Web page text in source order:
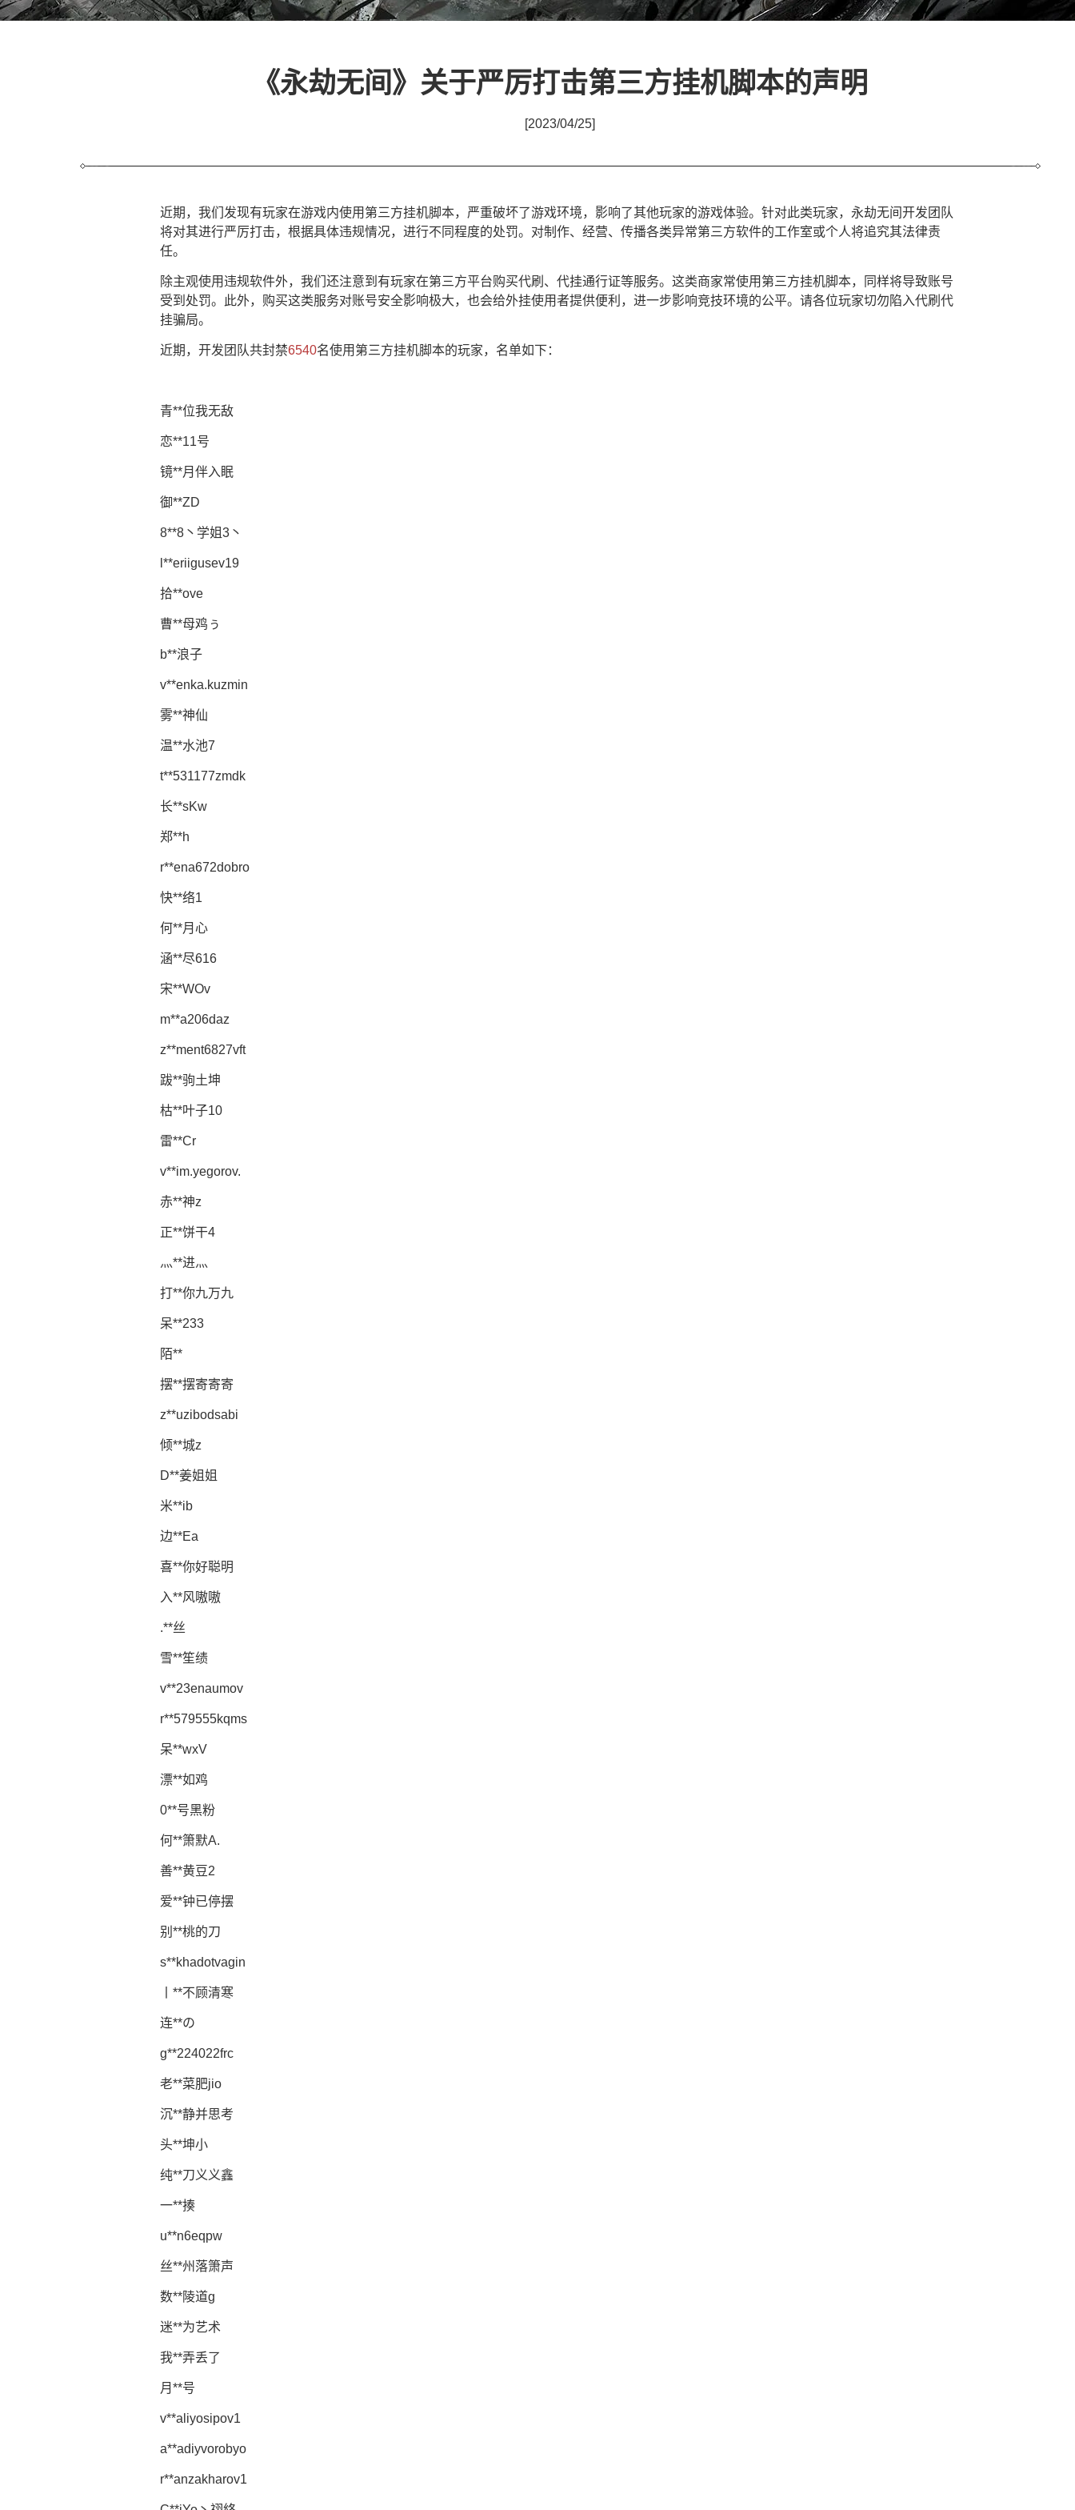
《永劫无间》关于严厉打击第三方挂机脚本的声明
[2023/04/25]
近期，我们发现有玩家在游戏内使用第三方挂机脚本，严重破坏了游戏环境，影响了其他玩家的游戏体验。针对此类玩家，永劫无间开发团队
将对其进行严厉打击，根据具体违规情况，进行不同程度的处罚。对制作、经营、传播各类异常第三方软件的工作室或个人将追究其法律责
任。
除主观使用违规软件外，我们还注意到有玩家在第三方平台购买代刷、代挂通行证等服务。这类商家常使用第三方挂机脚本，同样将导致账号
受到处罚。此外，购买这类服务对账号安全影响极大，也会给外挂使用者提供便利，进一步影响竞技环境的公平。请各位玩家切勿陷入代刷代
挂骗局。
近期，开发团队共封禁6540名使用第三方挂机脚本的玩家，名单如下：
青**位我无敌
恋**11号
镜**月伴入眠
御**ZD
8**8丶学姐3丶
l**eriigusev19
拾**ovе
曹**母鸡ぅ
b**浪子
v**enka.kuzmin
雾**神仙
温**水池7
t**531177zmdk
长**sKw
郑**h
r**ena672dobro
快**络1
何**月心
涵**尽616
宋**WOv
m**a206daz
z**ment6827vft
跋**驹土坤
枯**叶子10
雷**Cr
v**im.yegorov.
赤**神z
正**饼干4
灬**进灬
打**你九万九
呆**233
陌**
摆**摆寄寄寄
z**uzibodsabi
倾**城z
D**姜姐姐
米**ib
边**Ea
喜**你好聪明
入**风嗷嗷
.**丝
雪**笙绩
v**23enaumov
r**579555kqms
呆**wxV
漂**如鸡
0**号黑粉
何**箫默A.
善**黄豆2
爱**钟已停摆
别**桃的刀
s**khadotvagin
丨**不顾清寒
连**の
g**224022frc
老**菜肥jio
沉**静并思考
头**坤小
纯**刀义义鑫
一**揍
u**n6eqpw
丝**州落箫声
数**陵道g
迷**为艺术
我**弄丢了
月**号
v**aliyosipov1
a**adiyvorobyo
r**anzakharov1